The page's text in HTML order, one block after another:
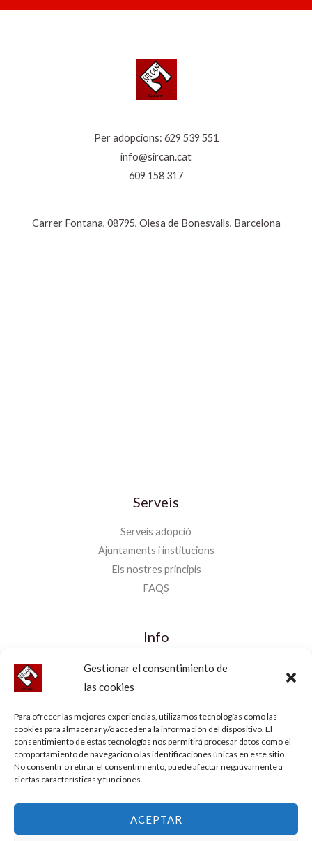
Gestionar el consentimiento de
las cookies
Para ofrecer las mejores experiencias, utilizamos tecnologías como las
cookies para almacenar y/o acceder a la información del dispositivo. El
consentimiento de estas tecnologías nos permitirá procesar datos como el
comportamiento de navegación o las identificaciones únicas en este sitio.
No consentir o retirar el consentimiento, puede afectar negativamente a
ciertas características y funciones.
ACEPTAR
Per adopcions: 629 539 551
info@sircan.cat
609 158 317
Carrer Fontana, 08795, Olesa de Bonesvalls, Barcelona
Serveis
Serveis adopció
Ajuntaments i institucions
Els nostres principis
FAQS
Info
Avís legal
Política de privadesa
Declaració d’accessibilitat
Mapa del lloc